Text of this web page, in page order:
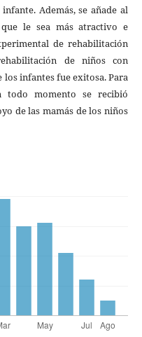
Además, se añade al
le sea más atractivo e
de rehabilitación
de niños con
infantes fue exitosa. Para
todo momento se recibió
de las mamás de los niños